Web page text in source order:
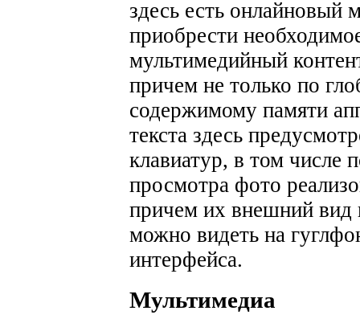
здесь есть онлайновый
приобрести
мультимедийный
причем не только по
содержимому памяти
текста здесь
клавиатур, в том числе
просмотра фото
причем их внешний вид
можно видеть на
интерфейса.
Мультимедиа